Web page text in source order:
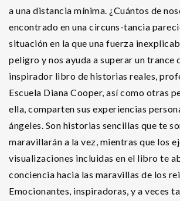
a una distancia mínima. ¿Cuántos de
encontrado en una circuns-tancia
situación en la que una fuerza
peligro y nos ayuda a superar un trance
inspirador libro de historias reales,
Escuela Diana Cooper, así como otras
ella, comparten sus experiencias
ángeles. Son historias sencillas que te
maravillarán a la vez, mientras que los
visualizaciones incluidas en el libro te
conciencia hacia las maravillas de los
Emocionantes, inspiradoras, y a veces